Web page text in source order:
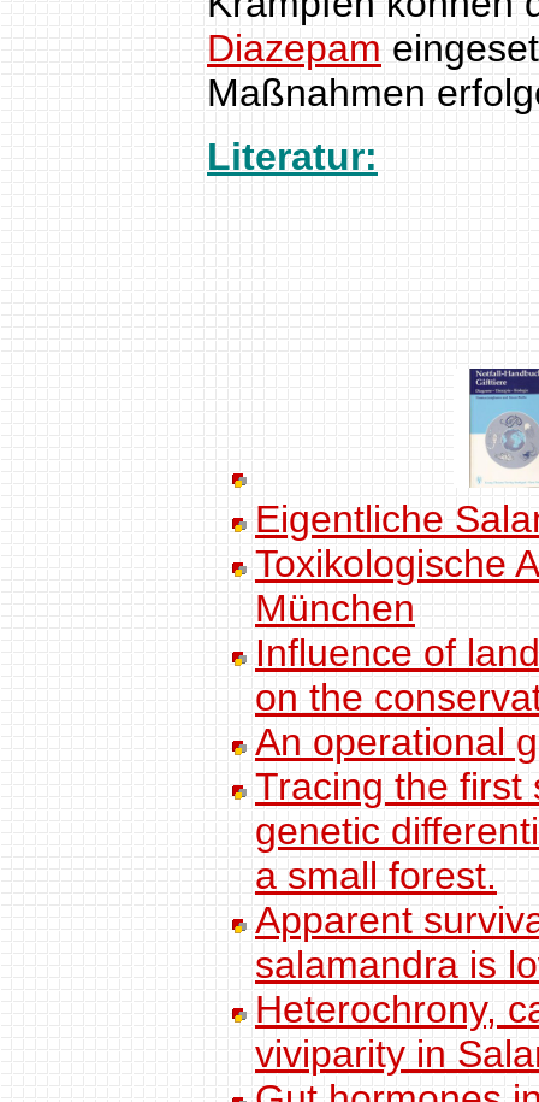
Diazepam
Maßnahmen
Literatur:
Eigentliche
Toxikologische
München
Influence of
on the
An operational
Tracing the first
genetic
a small forest.
Apparent
salamandra is
Heterochrony,
viviparity in